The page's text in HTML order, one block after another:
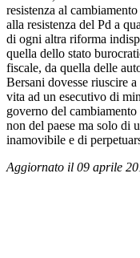
resistenza al
alla resistenza del Pd a
di ogni altra riforma
quella dello stato
fiscale, da quella delle
Bersani dovesse riuscire
vita ad un esecutivo di
governo del
non del paese ma solo di
inamovibile e di
Aggiornato il 09 aprile